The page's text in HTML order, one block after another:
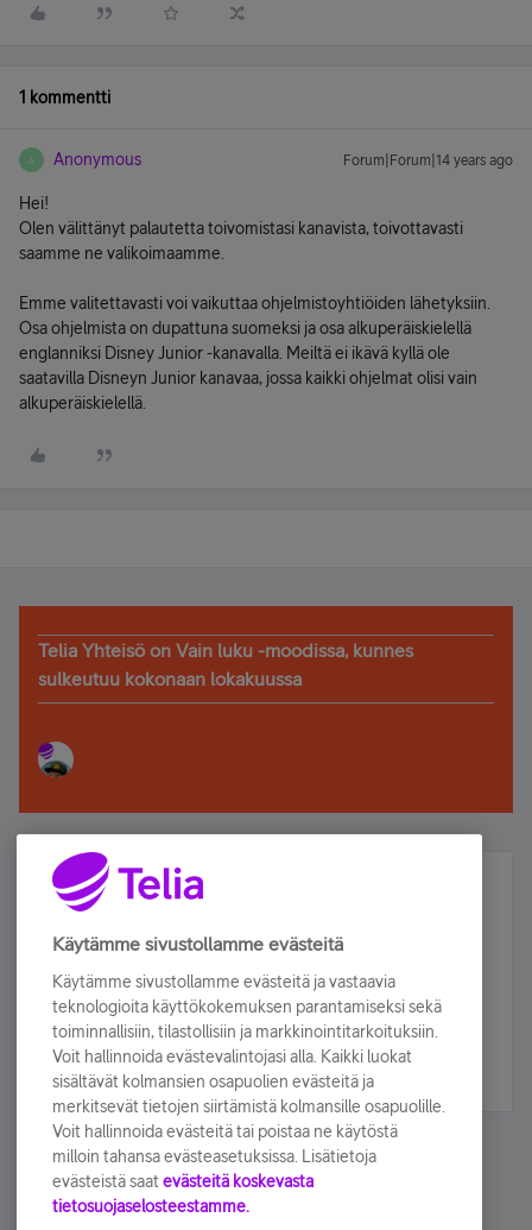
1 kommentti
A Anonymous Forum|Forum|14 years ago
Hei!
Olen välittänyt palautetta toivomistasi kanavista, toivottavasti
saamme ne valikoimaamme.
Emme valitettavasti voi vaikuttaa ohjelmistoyhtiöiden lähetyksiin.
Osa ohjelmista on dupattuna suomeksi ja osa alkuperäiskielellä
englanniksi Disney Junior -kanavalla. Meiltä ei ikävä kyllä ole
saatavilla Disneyn Junior kanavaa, jossa kaikki ohjelmat olisi vain
alkuperäiskielellä.
Telia Yhteisö on Vain luku -moodissa, kunnes
sulkeutuu kokonaan lokakuussa
Älä jää paitsi – osallistu ja voita!
Tilaa Telian uutiskirje ja olet mukana arvonnassa.
sähköpostiisi.
Tilaa nyt
Käytämme sivustollamme evästeitä
Käytämme sivustollamme evästeitä ja vastaavia
teknologioita käyttökokemuksen parantamiseksi sekä
toiminnallisiin, tilastollisiin ja markkinointitarkoituksiin.
Voit hallinnoida evästevalintojasi alla. Kaikki luokat
sisältävät kolmansien osapuolien evästeitä ja
merkitsevät tietojen siirtämistä kolmansille osapuolille.
Voit hallinnoida evästeitä tai poistaa ne käytöstä
milloin tahansa evästeasetuksissa. Lisätietoja
evästeistä saat evästeitä koskevasta
tietosuojaselosteestamme.